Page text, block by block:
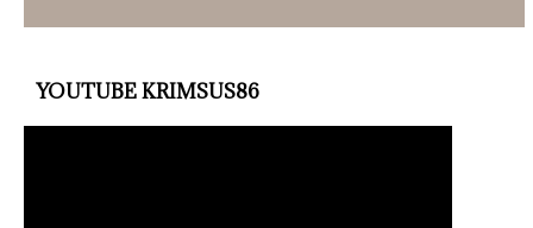
YOUTUBE KRIMSUS86